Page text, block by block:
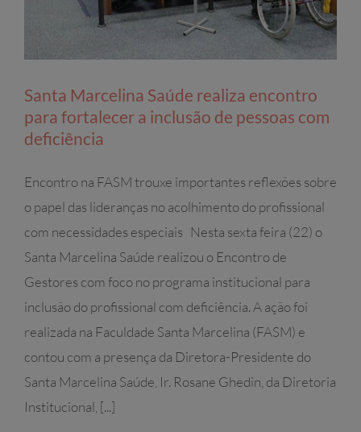
Santa Marcelina Saúde realiza encontro
para fortalecer a inclusão de pessoas com
deficiência
Encontro na FASM trouxe importantes reflexões sobre
o papel das lideranças no acolhimento do profissional
com necessidades especiais Nesta sexta feira (22) o
Santa Marcelina Saúde realizou o Encontro de
Gestores com foco no programa institucional para
inclusão do profissional com deficiência. A ação foi
realizada na Faculdade Santa Marcelina (FASM) e
contou com a presença da Diretora-Presidente do
Santa Marcelina Saúde, Ir. Rosane Ghedin, da Diretoria
Institucional, [...]